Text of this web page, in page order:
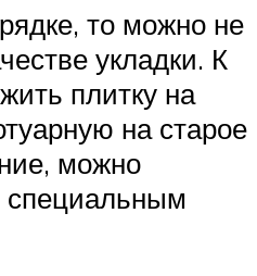
то можно не
укладки. К
плитку на
на старое
можно
специальным